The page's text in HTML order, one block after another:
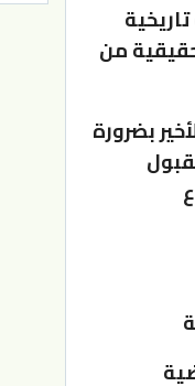
من
بضرورة